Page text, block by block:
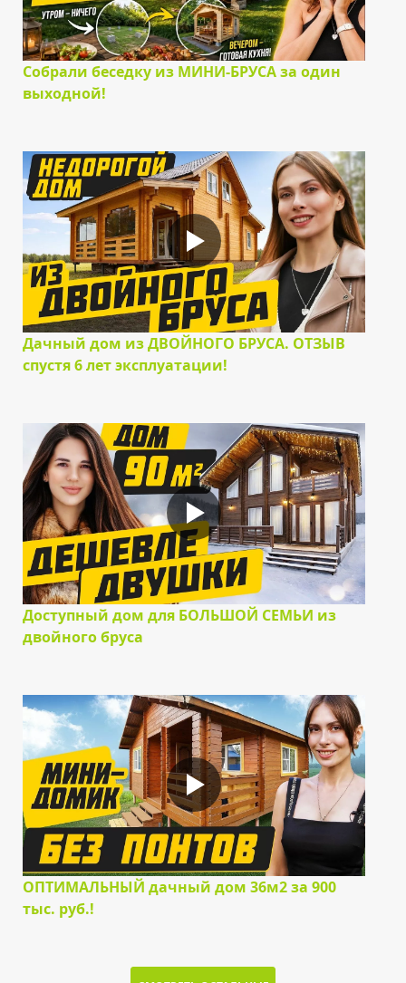
Собрали беседку из МИНИ-БРУСА за один
выходной!
Дачный дом из ДВОЙНОГО БРУСА. ОТЗЫВ
спустя 6 лет эксплуатации!
Доступный дом для БОЛЬШОЙ СЕМЬИ из
двойного бруса
ОПТИМАЛЬНЫЙ дачный дом 36м2 за 900
тыс. руб.!